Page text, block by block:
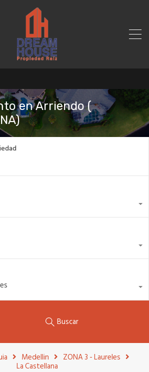
en Arriendo (
Buscar
Medellin ZONA 3 - Laureles
La Castellana